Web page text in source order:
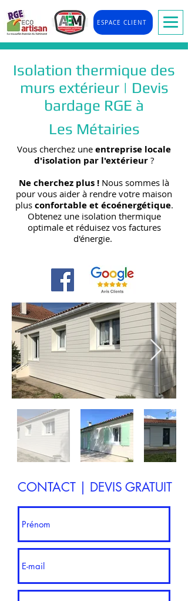
ESPACE CLIENT
Isolation thermique des
murs extérieur | Devis
bardage RGE à
Les Métairies
Vous cherchez une entreprise locale
d'isolation par l'extérieur ?
Ne cherchez plus ! Nous sommes là
pour vous aider à rendre votre maison
plus confortable et écoénergétique.
Obtenez une isolation thermique
optimale et réduisez vos factures
d'énergie.
CONTACT | DEVIS GRATUIT